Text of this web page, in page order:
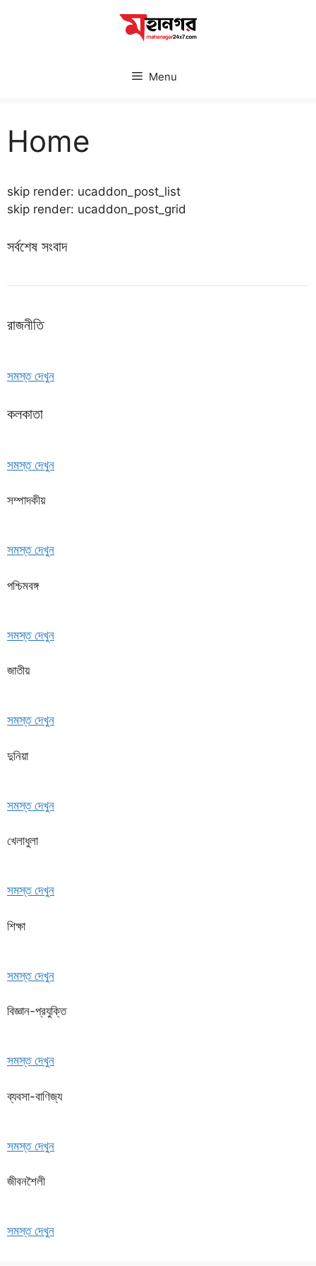
Menu
Home
skip render: ucaddon_post_list
skip render: ucaddon_post_grid
সর্বশেষ সংবাদ
রাজনীতি
সমস্ত দেখুন
কলকাতা
সমস্ত দেখুন
সম্পাদকীয়
সমস্ত দেখুন
পশ্চিমবঙ্গ
সমস্ত দেখুন
জাতীয়
সমস্ত দেখুন
দুনিয়া
সমস্ত দেখুন
খেলাধুলা
সমস্ত দেখুন
শিক্ষা
সমস্ত দেখুন
বিজ্ঞান-প্রযুক্তি
সমস্ত দেখুন
ব্যবসা-বাণিজ্য
সমস্ত দেখুন
জীবনশৈলী
সমস্ত দেখুন